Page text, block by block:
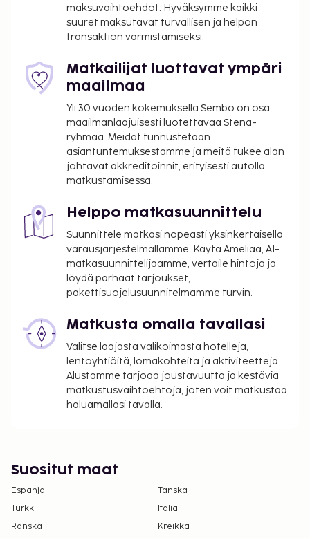
Asiakkaat voivat pyytää tällaista huonetta
ottamalla yhteyttä suoraan majoituspaikkaan
käyttämällä varausvahvistuksessa olevia
Pysäköintialueella on korkeusrajoituksia.
maksuvaihtoehdot. Hyväksymme kaikki
suuret maksutavat turvallisen ja helpon
transaktion varmistamiseksi.
Matkailijat luottavat ympäri
maailmaa
Yli 30 vuoden kokemuksella Sembo on osa
maailmanlaajuisesti luotettavaa Stena-
ryhmää. Meidät tunnustetaan
asiantuntemuksestamme ja meitä tukee alan
johtavat akkreditoinnit, erityisesti autolla
matkustamisessa.
Helppo matkasuunnittelu
Suunnittele matkasi nopeasti yksinkertaisella
varausjärjestelmällämme. Käytä Ameliaa, AI-
matkasuunnittelijaamme, vertaile hintoja ja
löydä parhaat tarjoukset,
pakettisuojelusuunnitelmamme turvin.
Matkusta omalla tavallasi
Valitse laajasta valikoimasta hotelleja,
lentoyhtiöitä, lomakohteita ja aktiviteetteja.
Alustamme tarjoaa joustavuutta ja kestäviä
matkustusvaihtoehtoja, joten voit matkustaa
haluamallasi tavalla.
Suositut maat
Espanja
Tanska
Turkki
Italia
Ranska
Kreikka